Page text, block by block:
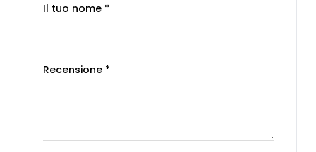
Il tuo nome *
Recensione *